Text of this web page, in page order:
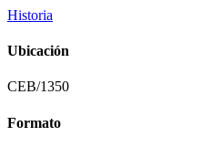
Historia
Ubicación
CEB/1350
Formato